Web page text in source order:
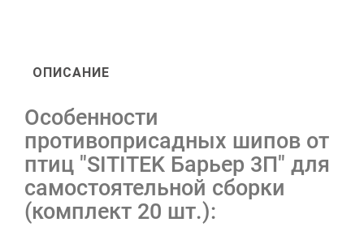
ОПИСАНИЕ
Особенности
противоприсадных шипов от
птиц "SITITEK Барьер 3П" для
самостоятельной сборки
(комплект 20 шт.):